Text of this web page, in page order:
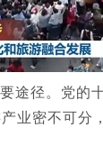
途径。党
业密不可